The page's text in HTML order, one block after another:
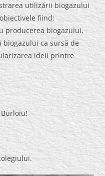
utilizării biogazului
fiind:
producerea biogazului,
ca sursă de
ideii printre